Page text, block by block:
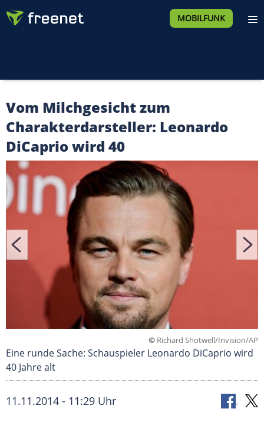
MOBILFUNK
Vom Milchgesicht zum
Charakterdarsteller: Leonardo
DiCaprio wird 40
© Richard Shotwell/Invision/AP
Eine runde Sache: Schauspieler Leonardo DiCaprio wird
40 Jahre alt
11.11.2014 - 11:29 Uhr